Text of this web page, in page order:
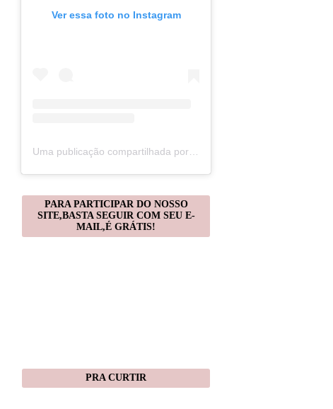
Ver essa foto no Instagram
Uma publicação compartilhada por Christiane Gonçalves (@artecomquiane)
PARA PARTICIPAR DO NOSSO
SITE,BASTA SEGUIR COM SEU E-
MAIL,É GRÁTIS!
PRA CURTIR